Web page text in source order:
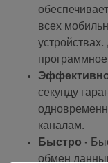
всех
программное
секунду
каналам.
Быстро -
обмен